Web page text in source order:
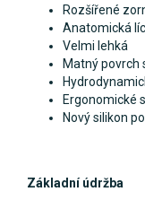
Rozšířené
Anatomická
Velmi lehká
Matný povrch
Ergonomické
Nový silikon
Základní údržba